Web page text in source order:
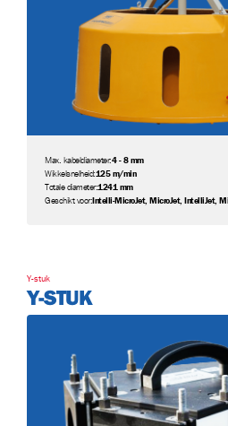
Max. kabeldiameter:4 - 8 mm
Wikkelsnelheid:125 m/min
Totale diameter:1241 mm
Geschikt voor:Intelli-MicroJet, MicroJet, IntelliJet,
Y-stuk
Y-STUK